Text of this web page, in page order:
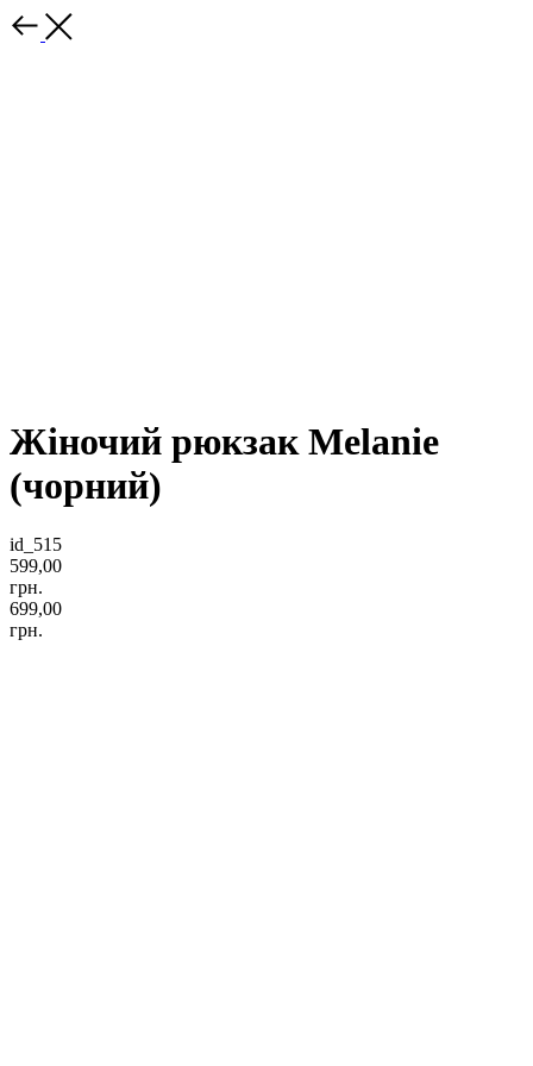
Жіночий рюкзак Melanie
(чорний)
id_515
599,00
грн.
699,00
грн.